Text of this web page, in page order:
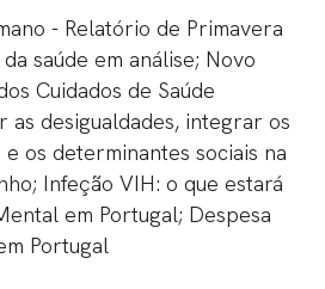
- Relatório de Primavera
saúde em análise; Novo
Cuidados de Saúde
as desigualdades, integrar os
os determinantes sociais na
Infeção VIH: o que estará
em Portugal; Despesa
Portugal